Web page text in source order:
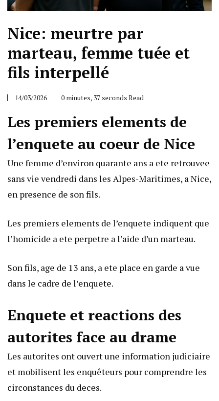
Nice: meurtre par
marteau, femme tuée et
fils interpellé
14/03/2026 0 minutes, 37 seconds Read
Les premiers elements de
l’enquete au coeur de Nice
Une femme d’environ quarante ans a ete retrouvee
sans vie vendredi dans les Alpes-Maritimes, a Nice,
en presence de son fils.
Les premiers elements de l’enquete indiquent que
l’homicide a ete perpetre a l’aide d’un marteau.
Son fils, age de 13 ans, a ete place en garde a vue
dans le cadre de l’enquete.
Enquete et reactions des
autorites face au drame
Les autorites ont ouvert une information judiciaire
et mobilisent les enquêteurs pour comprendre les
circonstances du deces.